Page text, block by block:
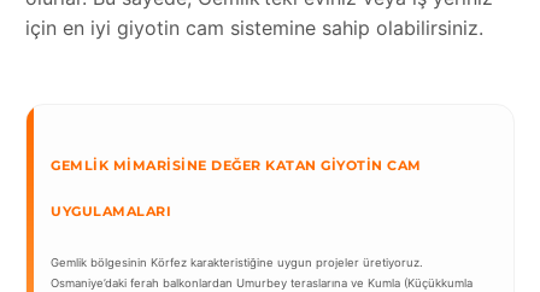
için en iyi giyotin cam sistemine sahip olabilirsiniz.
GEMLIK MIMARISINE DEĞER KATAN GIYOTIN CAM
UYGULAMALARI
Gemlik bölgesinin Körfez karakteristiğine uygun projeler üretiyoruz.
Osmaniye’daki ferah balkonlardan Umurbey teraslarına ve Kumla (Küçükkumla